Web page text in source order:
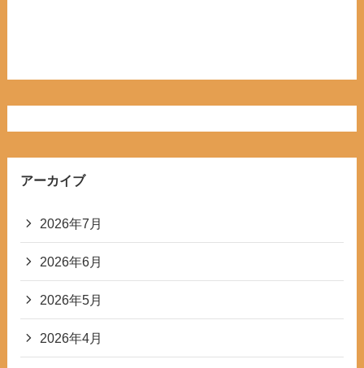
アーカイブ
2026年7月
2026年6月
2026年5月
2026年4月